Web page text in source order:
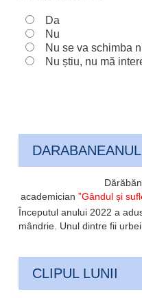
Da
Nu
Nu se va schimba
Nu știu, nu mă
academician”Gândul și
Începutul anului 2022 a
mândrie. Unul dintre fii
CLIPUL LUNII